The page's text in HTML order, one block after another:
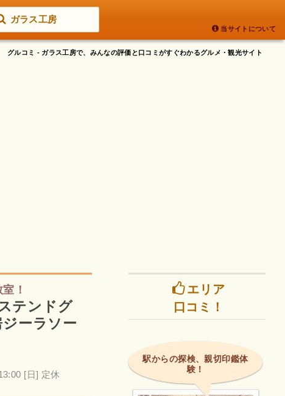
ガラス工房
当サイトについて
グルコミ - ガラス工房で、みんなの評価と口コミがすぐわかるグルメ・観光サイト
！
テンドグ
ーラソー
[日] 定休
エリア
口コミ！
駅からの探検、親切印鑑体
験！